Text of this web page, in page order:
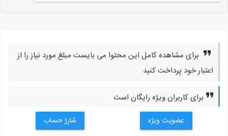
برای مشاهده کامل این محتوا می بایست مبلغ مورد نیاز را از
اعتبار خود پرداخت کنید
برای کاربران ویژه رایگان است
عضویت ویژه شارژ حساب